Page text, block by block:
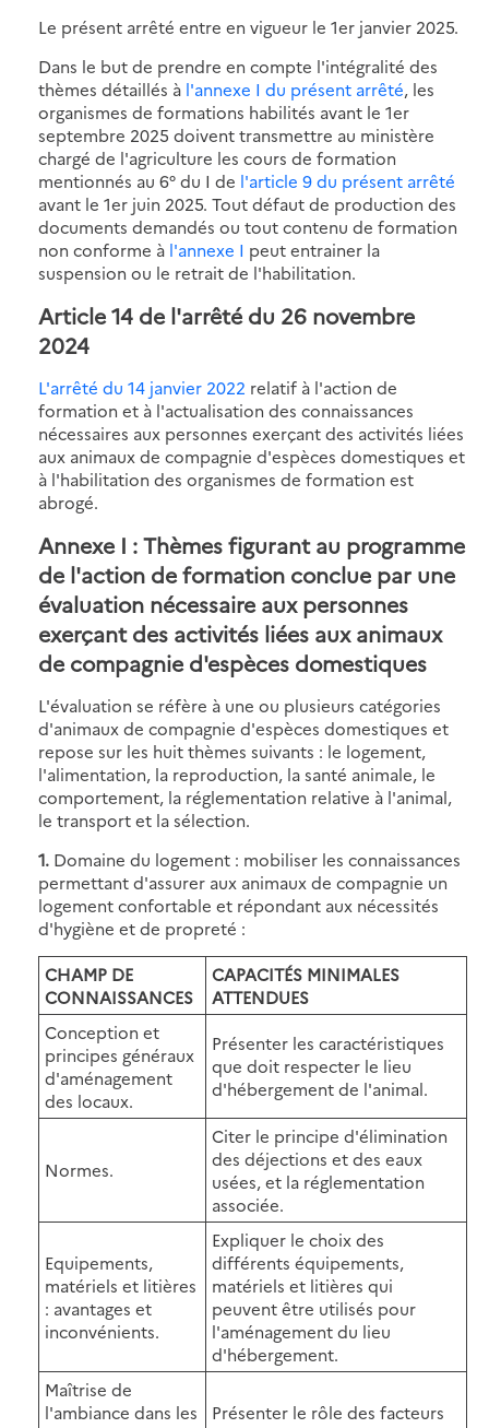
Le présent arrêté entre en vigueur le 1er janvier 2025.
Dans le but de prendre en compte l'intégralité des
thèmes détaillés à l'annexe I du présent arrêté, les
organismes de formations habilités avant le 1er
septembre 2025 doivent transmettre au ministère
chargé de l'agriculture les cours de formation
mentionnés au 6° du I de l'article 9 du présent arrêté
avant le 1er juin 2025. Tout défaut de production des
documents demandés ou tout contenu de formation
non conforme à l'annexe I peut entrainer la
suspension ou le retrait de l'habilitation.
Article 14 de l'arrêté du 26 novembre
2024
L'arrêté du 14 janvier 2022 relatif à l'action de
formation et à l'actualisation des connaissances
nécessaires aux personnes exerçant des activités liées
aux animaux de compagnie d'espèces domestiques et
à l'habilitation des organismes de formation est
abrogé.
Annexe I : Thèmes figurant au programme
de l'action de formation conclue par une
évaluation nécessaire aux personnes
exerçant des activités liées aux animaux
de compagnie d'espèces domestiques
L'évaluation se réfère à une ou plusieurs catégories
d'animaux de compagnie d'espèces domestiques et
repose sur les huit thèmes suivants : le logement,
l'alimentation, la reproduction, la santé animale, le
comportement, la réglementation relative à l'animal,
le transport et la sélection.
1. Domaine du logement : mobiliser les connaissances
permettant d'assurer aux animaux de compagnie un
logement confortable et répondant aux nécessités
d'hygiène et de propreté :
CHAMP DE
CONNAISSANCES
CAPACITÉS MINIMALES
ATTENDUES
Conception et
principes généraux
d'aménagement
des locaux.
Présenter les caractéristiques
que doit respecter le lieu
d'hébergement de l'animal.
Normes.
Citer le principe d'élimination
des déjections et des eaux
usées, et la réglementation
associée.
Equipements,
matériels et litières
: avantages et
inconvénients.
Expliquer le choix des
différents équipements,
matériels et litières qui
peuvent être utilisés pour
l'aménagement du lieu
d'hébergement.
Maîtrise de
l'ambiance dans les
Présenter le rôle des facteurs